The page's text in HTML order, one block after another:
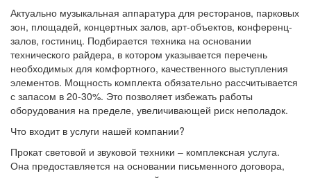
Актуально музыкальная аппаратура для ресторанов, парковых
зон, площадей, концертных залов, арт-объектов, конференц-
залов, гостиниц. Подбирается техника на основании
технического райдера, в котором указывается перечень
необходимых для комфортного, качественного выступления
элементов. Мощность комплекта обязательно рассчитывается
с запасом в 20-30%. Это позволяет избежать работы
оборудования на пределе, увеличивающей риск неполадок.
Что входит в услуги нашей компании?
Прокат световой и звуковой техники – комплексная услуга.
Она предоставляется на основании письменного договора,